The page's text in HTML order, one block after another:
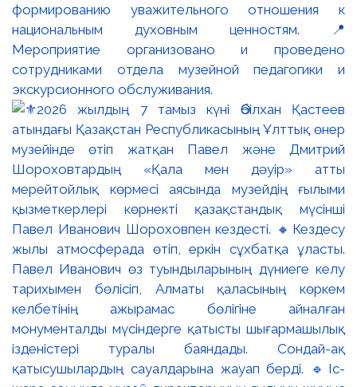
формированию уважительного отношения к
национальным духовным ценностям. 📍
Мероприятие организовано и проведено
сотрудниками отдела музейной педагогики и
экскурсионного обслуживания.